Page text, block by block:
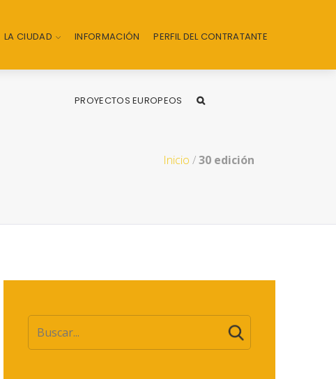
LA CIUDAD INFORMACIÓN PERFIL DEL CONTRATANTE
PROYECTOS EUROPEOS
Inicio /30 edición